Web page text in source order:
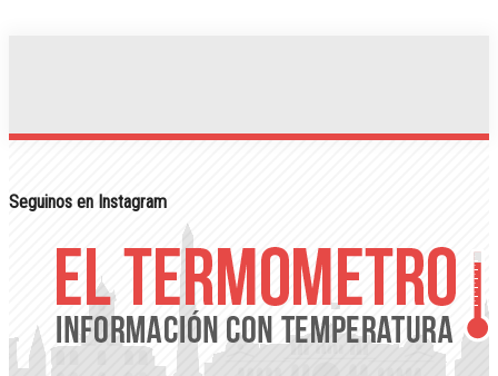
Seguinos en Instagram